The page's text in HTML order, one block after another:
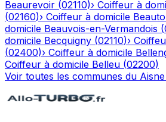
Beaurevoir (02110)› Coiffeur à
(02160)› Coiffeur à domicile
domicile Beauvois-en-Vermandois (
domicile Becquigny (02110)›
(02400)› Coiffeur à domicile
Coiffeur à domicile Belleu (02200)
Voir toutes les communes du Aisne